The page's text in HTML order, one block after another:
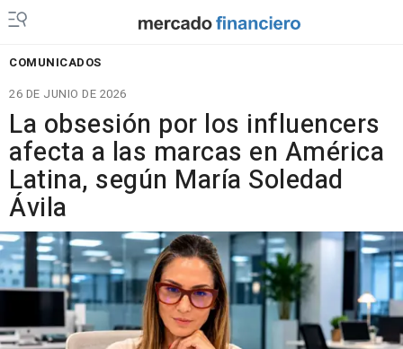
COMUNICADOS
26 DE JUNIO DE 2026
La obsesión por los influencers
afecta a las marcas en América
Latina, según María Soledad
Ávila